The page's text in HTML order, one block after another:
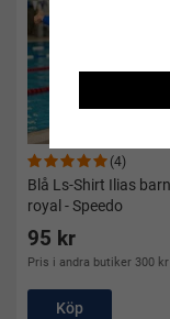
(4)
Blå Ls-Shirt Ilias
royal - Speedo
95 kr
Pris i andra butiker 300 kr
Köp